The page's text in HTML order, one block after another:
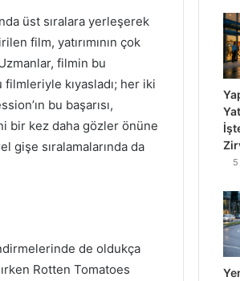
üst sıralara yerleşerek
film, yatırımının çok
filmin bu
kıyasladı; her iki
bu başarısı,
bir kez daha gözler önüne
gişe sıralamalarında da
de oldukça
Rotten Tomatoes